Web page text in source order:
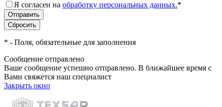
Я согласен на обработку персональных данных.*
* - Поля, обязательные для заполнения
Сообщение отправлено
Ваше сообщение успешно отправлено. В ближайшее время с
Вами свяжется наш специалист
Закрыть окно